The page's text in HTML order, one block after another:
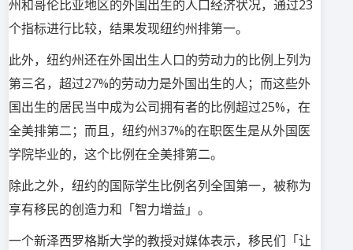
州和哥伦比亚地区的外国出生的人口经济状况，通过23
个指标进行比较，结果发现纽约州排第一。
此外，纽约州还在外国出生人口的劳动力的比例上列为
第三名，超过27%的劳动力是外国出生的人；而这些外
国出生的居民当中成为公司拥有者的比例超过25%，在
全美排第二；而且，纽约州37%的在职医生是从外国医
学院毕业的，这个比例在全美排第二。
除此之外，纽约的国际学生比例名列全国第一，被称为
享有移民的创造力和「智力增益」。
一个新泽西罗格斯大学的教授对媒体表示，移民们「让